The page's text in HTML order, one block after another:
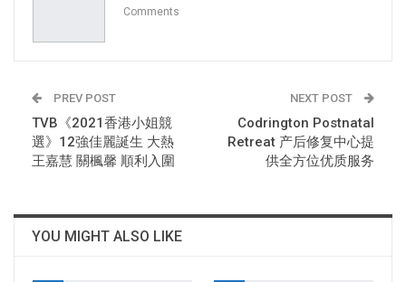
Comments
PREV POST
TVB《2021香港小姐競
選》12強佳麗誕生 大熱
王嘉慧 關楓馨 順利入圍
NEXT POST
Codrington Postnatal
Retreat 产后修复中心提
供全方位优质服务
YOU MIGHT ALSO LIKE